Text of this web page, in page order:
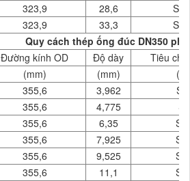
323,9 28,6
323,9 33,3
Quy cách thép ống đúc DN350 phi
Đường kính OD Độ dày
Tiêu
(mm) (mm)
(
355,6 3,962
355,6 4,775
355,6 6,35
355,6 7,925
355,6 9,525
355,6 11,1